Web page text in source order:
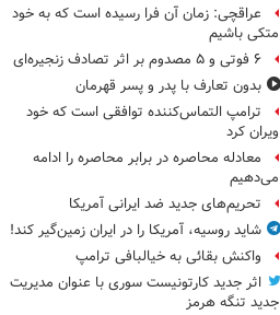
عراقچی: زمان آن فرا رسیده است که به خود
متکی باشیم
۶ فوتی و ۵ مصدوم بر اثر تصادف زنجیره‌ای
بدون تعارف با پدر و پسر قهرمان
ترامپ التماس‌کننده توافقی است که خود
ویران کرد
معادله محاصره در برابر محاصره را ادامه
می‌دهیم
تحریم‌های جدید ضد ایرانی آمریکا
شاید روسیه، آمریکا را در ایران زمین‌گیر کند!
واکنش بقائی به خیالبافی ترامپ
اثر جدید کارتونیست سوری با عنوان مدیریت
جدید تنگه هرمز